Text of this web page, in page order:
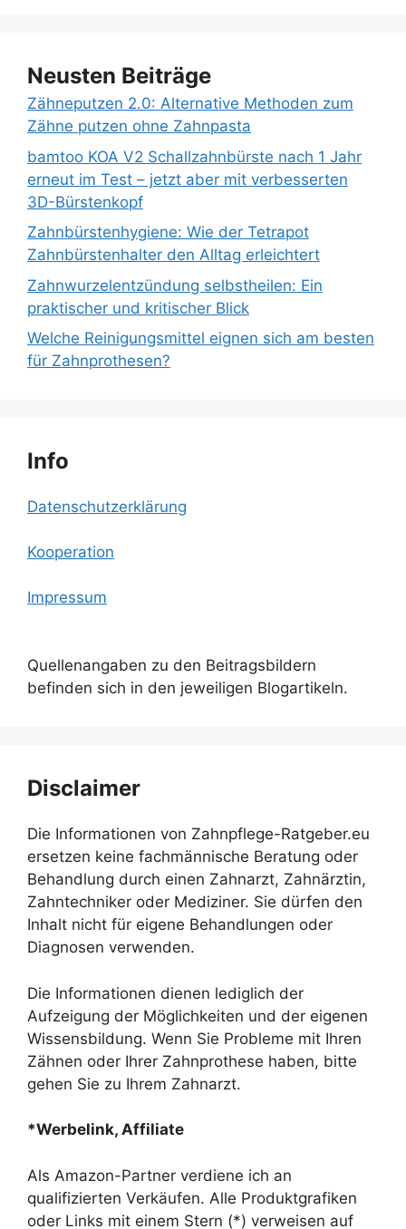
Neusten Beiträge
Zähneputzen 2.0: Alternative Methoden zum
Zähne putzen ohne Zahnpasta
bamtoo KOA V2 Schallzahnbürste nach 1 Jahr
erneut im Test – jetzt aber mit verbesserten
3D-Bürstenkopf
Zahnbürstenhygiene: Wie der Tetrapot
Zahnbürstenhalter den Alltag erleichtert
Zahnwurzelentzündung selbstheilen: Ein
praktischer und kritischer Blick
Welche Reinigungsmittel eignen sich am besten
für Zahnprothesen?
Info
Datenschutzerklärung
Kooperation
Impressum
Quellenangaben zu den Beitragsbildern
befinden sich in den jeweiligen Blogartikeln.
Disclaimer
Die Informationen von Zahnpflege-Ratgeber.eu
ersetzen keine fachmännische Beratung oder
Behandlung durch einen Zahnarzt, Zahnärztin,
Zahntechniker oder Mediziner. Sie dürfen den
Inhalt nicht für eigene Behandlungen oder
Diagnosen verwenden.
Die Informationen dienen lediglich der
Aufzeigung der Möglichkeiten und der eigenen
Wissensbildung. Wenn Sie Probleme mit Ihren
Zähnen oder Ihrer Zahnprothese haben, bitte
gehen Sie zu Ihrem Zahnarzt.
*Werbelink, Affiliate
Als Amazon-Partner verdiene ich an
qualifizierten Verkäufen. Alle Produktgrafiken
oder Links mit einem Stern (*) verweisen auf